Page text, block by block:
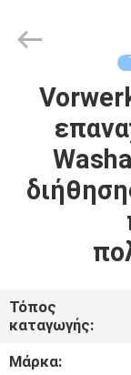
ΣΠΊΤΙ
ΠΡΟΪΌΝΤΑ
ΠΕΡΊΠΟΥ
ΓΎΡΟΣ
Rights
Τόπος
καταγωγής:
Μάρκα: